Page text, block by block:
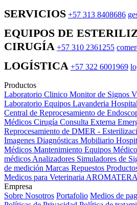
SERVICIOS +57 313 8408686
EQUIPOS DE
CIRUGÍA +57 310 2361255
LOGÍSTICA +57 322 6001969
Productos
Laboratorio Clinico Monitor de Signos
Laboratorio Equipos Lavanderia
Central de Reprocesamiento de
Médicos Cirugía Consulta Externa
Reprocesamiento de DMER -
Imagenes Diagnósticas Mobiliario
Médicos Mantenimiento Equipos
médicos Analizadores Simuladores de
de medición Marcas Repuestos
Medicos para Veterinaria
Empresa
Sobre Nosotros Portafolio Medios de